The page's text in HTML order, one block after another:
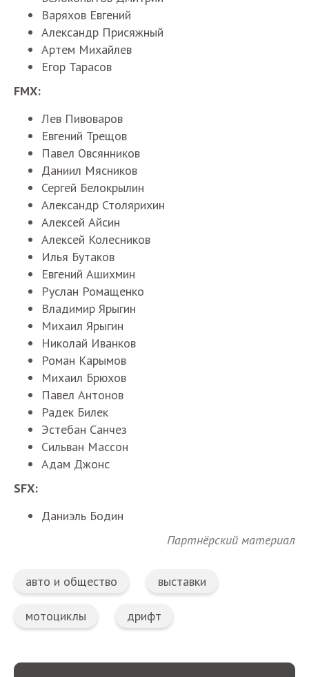
Варяхов Евгений
Александр Присяжный
Артем Михайлев
Егор Тарасов
FMX:
Лев Пивоваров
Евгений Трещов
Павел Овсянников
Даниил Мясников
Сергей Белокрылин
Александр Столярихин
Алексей Айсин
Алексей Колесников
Илья Бутаков
Евгений Ашихмин
Руслан Ромащенко
Владимир Ярыгин
Михаил Ярыгин
Николай Иванков
Роман Карымов
Михаил Брюхов
Павел Антонов
Радек Билек
Эстебан Санчез
Сильван Массон
Адам Джонс
SFX:
Даниэль Бодин
Партнёрский материал
авто и общество выставки
мотоциклы дрифт